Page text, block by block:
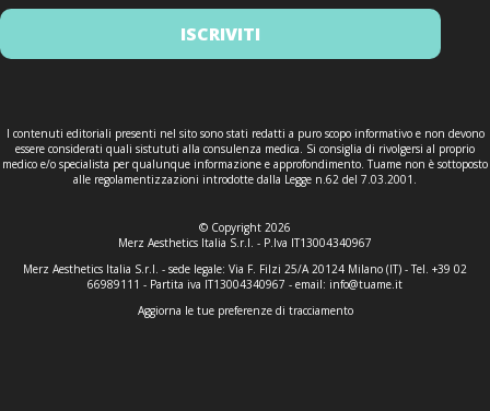
ISCRIVITI
I contenuti editoriali presenti nel sito sono stati redatti a puro scopo informativo e non devono
essere considerati quali sistututi alla consulenza medica. Si consiglia di rivolgersi al proprio
medico e/o specialista per qualunque informazione e approfondimento. Tuame non è sottoposto
alle regolamentizzazioni introdotte dalla Legge n.62 del 7.03.2001.
© Copyright 2026
Merz Aesthetics Italia S.r.l. - P.Iva IT13004340967
Merz Aesthetics Italia S.r.l. - sede legale: Via F. Filzi 25/A 20124 Milano (IT) - Tel. +39 02
66989111 - Partita iva IT13004340967 - email: info@tuame.it
Aggiorna le tue preferenze di tracciamento